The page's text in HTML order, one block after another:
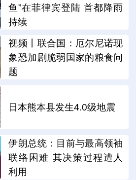
鱼”在菲律宾登陆 首都降雨
持续
视频丨联合国：厄尔尼诺现
象恐加剧脆弱国家的粮食问
题
日本熊本县发生4.0级地震
伊朗总统：目前与最高领袖
联络困难 其决策过程遭人
利用